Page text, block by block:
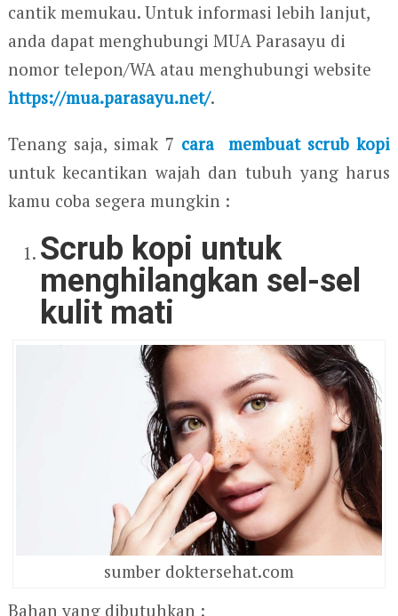
cantik memukau. Untuk informasi lebih lanjut,
anda dapat menghubungi MUA Parasayu di
nomor telepon/WA atau menghubungi website
https://mua.parasayu.net/.
Tenang saja, simak 7 cara membuat scrub kopi
untuk kecantikan wajah dan tubuh yang harus
kamu coba segera mungkin :
Scrub kopi untuk
menghilangkan sel-sel
kulit mati
sumber doktersehat.com
Bahan yang dibutuhkan :